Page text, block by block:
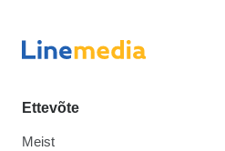
Ettevõte
Meist